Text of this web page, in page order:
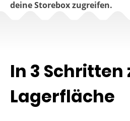
deine Storebox zugreifen.
In 3 Schritten
Lagerfläche